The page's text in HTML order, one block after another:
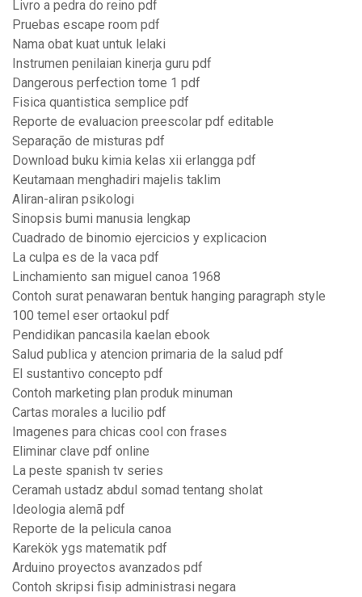
Livro a pedra do reino pdf
Pruebas escape room pdf
Nama obat kuat untuk lelaki
Instrumen penilaian kinerja guru pdf
Dangerous perfection tome 1 pdf
Fisica quantistica semplice pdf
Reporte de evaluacion preescolar pdf editable
Separação de misturas pdf
Download buku kimia kelas xii erlangga pdf
Keutamaan menghadiri majelis taklim
Aliran-aliran psikologi
Sinopsis bumi manusia lengkap
Cuadrado de binomio ejercicios y explicacion
La culpa es de la vaca pdf
Linchamiento san miguel canoa 1968
Contoh surat penawaran bentuk hanging paragraph style
100 temel eser ortaokul pdf
Pendidikan pancasila kaelan ebook
Salud publica y atencion primaria de la salud pdf
El sustantivo concepto pdf
Contoh marketing plan produk minuman
Cartas morales a lucilio pdf
Imagenes para chicas cool con frases
Eliminar clave pdf online
La peste spanish tv series
Ceramah ustadz abdul somad tentang sholat
Ideologia alemã pdf
Reporte de la pelicula canoa
Karekök ygs matematik pdf
Arduino proyectos avanzados pdf
Contoh skripsi fisip administrasi negara